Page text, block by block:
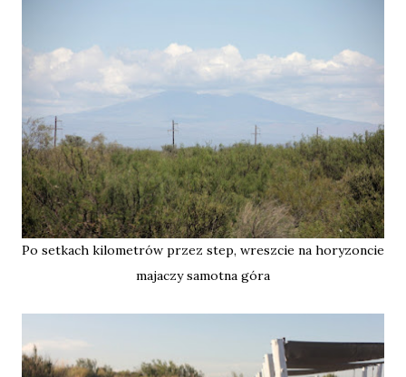
Po setkach kilometrów przez step, wreszcie na horyzoncie
majaczy samotna góra